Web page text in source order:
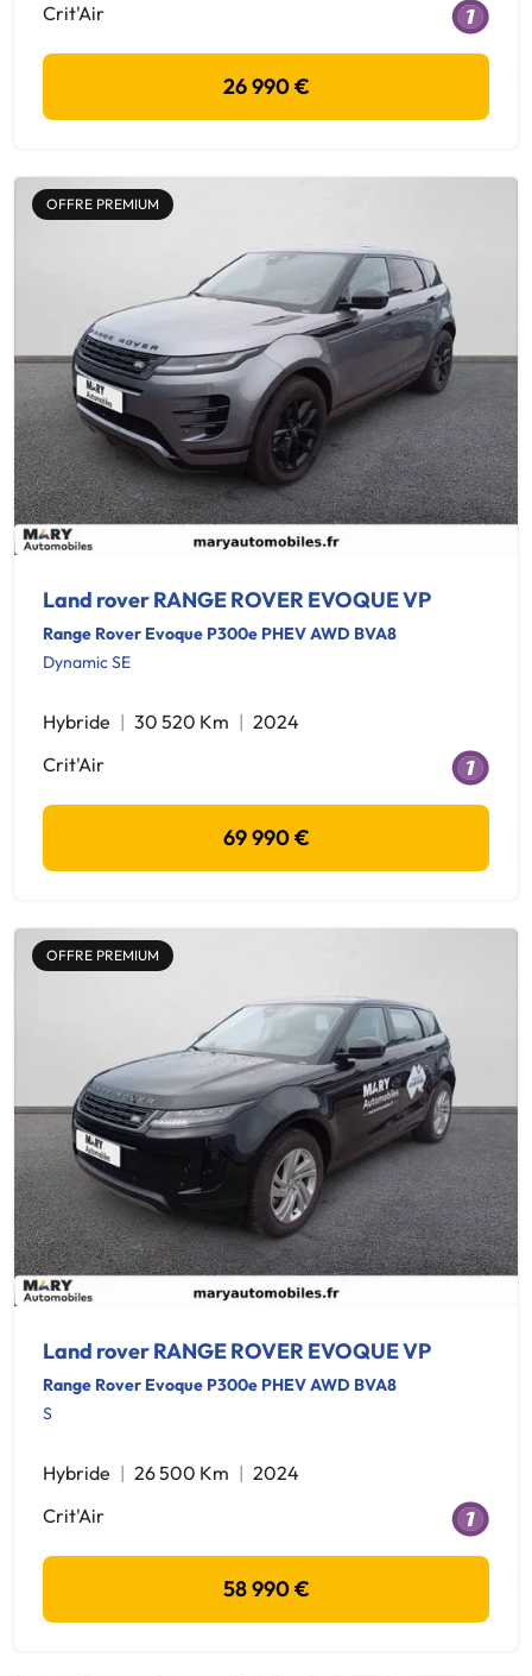
Crit'Air
26 990 €
OFFRE PREMIUM
Land rover RANGE ROVER EVOQUE VP
Range Rover Evoque P300e PHEV AWD BVA8
Dynamic SE
Hybride 30 520 Km
2024
Crit'Air
69 990 €
OFFRE PREMIUM
Land rover RANGE ROVER EVOQUE VP
Range Rover Evoque P300e PHEV AWD BVA8
S
Hybride 26 500 Km
2024
Crit'Air
58 990 €